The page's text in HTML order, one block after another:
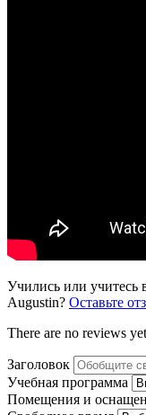
Учились или учитесь
Augustin? Оставьте
There are no reviews
Заголовок
Учебная программа
Помещения и